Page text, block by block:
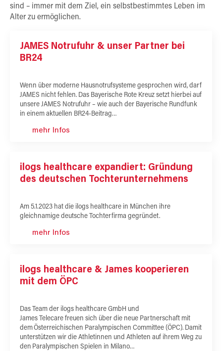
sind – immer mit dem Ziel, ein selbstbestimmtes Leben im
Alter zu ermöglichen.
JAMES Notrufuhr & unser Partner bei
BR24
Wenn über moderne Hausnotrufsysteme gesprochen wird, darf
JAMES nicht fehlen. Das Bayerische Rote Kreuz setzt hierbei auf
unsere JAMES Notrufuhr – wie auch der Bayerische Rundfunk
in einem aktuellen BR24-Beitrag…
mehr Infos
ilogs healthcare expandiert: Gründung
des deutschen Tochterunternehmens
Am 5.1.2023 hat die ilogs healthcare in München ihre
gleichnamige deutsche Tochterfirma gegründet.
mehr Infos
ilogs healthcare & James kooperieren
mit dem ÖPC
Das Team der ilogs healthcare GmbH und
James Telecare freuen sich über die neue Partnerschaft mit
dem Österreichischen Paralympischen Committee (ÖPC). Damit
unterstützen wir die Athletinnen und Athleten auf ihrem Weg zu
den Paralympischen Spielen in Milano…